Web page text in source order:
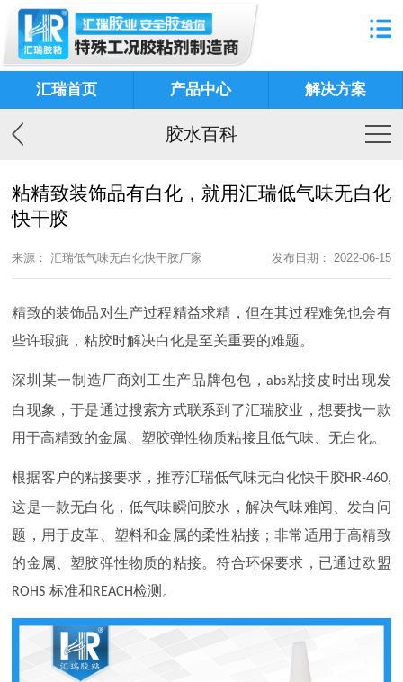
汇瑞首页 产品中心 解决方案
胶水百科
粘精致装饰品有白化，就用汇瑞低气味无白化
快干胶
来源： 汇瑞低气味无白化快干胶厂家 发布日期： 2022-06-15
精致的装饰品对生产过程精益求精，但在其过程难免也会有
些许瑕疵，粘胶时解决白化是至关重要的难题。
深圳某一制造厂商刘工生产品牌包包，abs粘接皮时出现发
白现象，于是通过搜索方式联系到了汇瑞胶业，想要找一款
用于高精致的金属、塑胶弹性物质粘接且低气味、无白化。
根据客户的粘接要求，推荐汇瑞低气味无白化快干胶HR-460,
这是一款无白化，低气味瞬间胶水，解决气味难闻、发白问
题，用于皮革、塑料和金属的柔性粘接；非常适用于高精致
的金属、塑胶弹性物质的粘接。符合环保要求，已通过欧盟
ROHS 标准和REACH检测。